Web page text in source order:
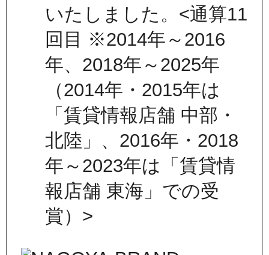
いたしました。<通算11
回目 ※2014年～2016
年、2018年～2025年
（2014年・2015年は
「賃貸情報店舗 中部・
北陸」、2016年・2018
年～2023年は「賃貸情
報店舗 東海」での受
賞）>